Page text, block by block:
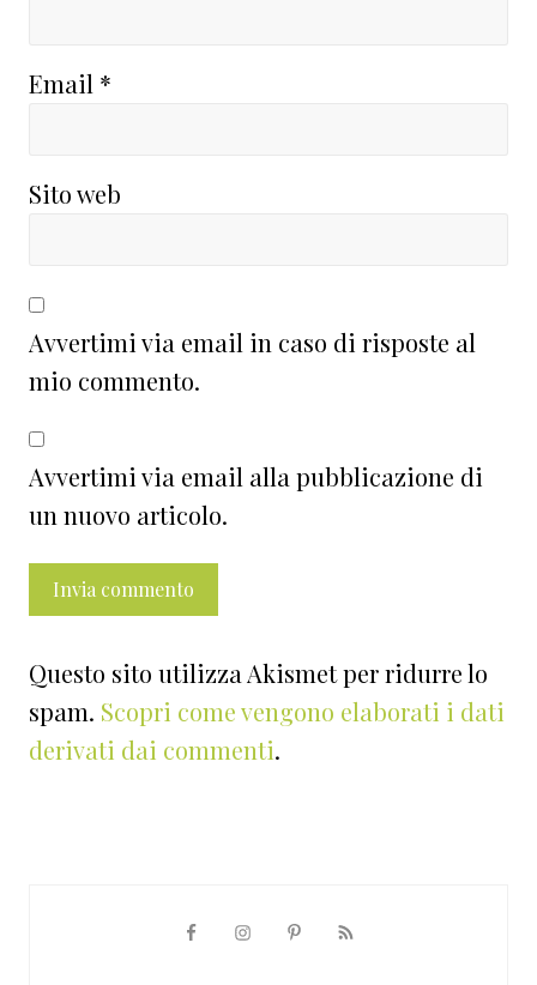
Email *
Sito web
Avvertimi via email in caso di risposte al
mio commento.
Avvertimi via email alla pubblicazione di
un nuovo articolo.
Questo sito utilizza Akismet per ridurre lo
spam. Scopri come vengono elaborati i dati
derivati dai commenti.